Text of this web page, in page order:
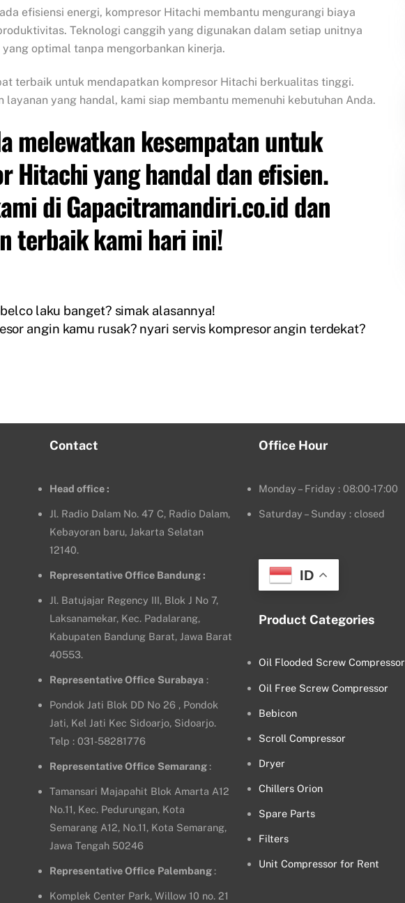
efisiensi energi, kompresor Hitachi membantu mengurangi biaya
Teknologi canggih yang digunakan dalam setiap unitnya
optimal tanpa mengorbankan kinerja.
terbaik untuk mendapatkan kompresor Hitachi berkualitas tinggi.
yang handal, kami siap membantu memenuhi kebutuhan Anda.
melewatkan kesempatan untuk
Hitachi yang handal dan efisien.
di Gapacitramandiri.co.id dan
terbaik kami hari ini!
laku banget? simak alasannya!
angin kamu rusak? nyari servis kompresor angin terdekat?
Contact
Head office :
Jl. Radio Dalam No. 47 C, Radio Dalam,
Kebayoran baru, Jakarta Selatan
12140.
Representative Office Bandung :
Jl. Batujajar Regency III, Blok J No 7,
Laksanamekar, Kec. Padalarang,
Kabupaten Bandung Barat, Jawa Barat
40553.
Representative Office Surabaya :
Pondok Jati Blok DD No 26 , Pondok
Jati, Kel Jati Kec Sidoarjo, Sidoarjo.
Telp : 031-58281776
Representative Office Semarang :
Tamansari Majapahit Blok Amarta A12
No.11, Kec. Pedurungan, Kota
Semarang A12, No.11, Kota Semarang,
Jawa Tengah 50246
Representative Office Palembang :
Komplek Center Park, Willow 10 no. 21
Office Hour
Monday – Friday : 08:00-17:00
Saturday – Sunday : closed
ID
Product Categories
Oil Flooded Screw Compressor
Oil Free Screw Compressor
Bebicon
Scroll Compressor
Dryer
Chillers Orion
Spare Parts
Filters
Unit Compressor for Rent